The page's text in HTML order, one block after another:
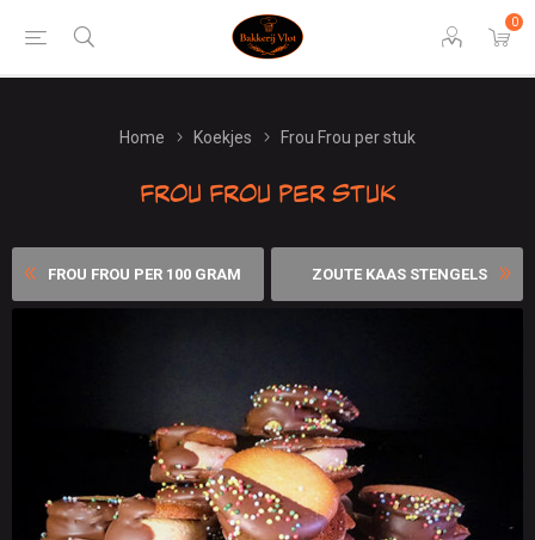
0
Home Koekjes Frou Frou per stuk
Frou Frou per stuk
FROU FROU PER 100 GRAM ZOUTE KAAS STENGELS